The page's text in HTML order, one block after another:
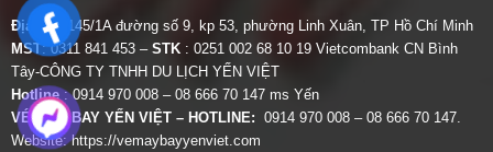
Địa chỉ:
145/1A đường số 9, kp 53, phường Linh Xuân, TP Hồ Chí Minh
MST: 0311 841 453 – STK : 0251 002 68 10 19 Vietcombank CN Bình
Tây-CÔNG TY TNHH DU LỊCH YẾN VIỆT
Hotline: 0914 970 008 – 08 666 70 147 ms Yến
VÉ MÁY BAY YẾN VIỆT – HOTLINE: 0914 970 008 – 08 666 70 147.
Website:https://vemaybayyenviet.com